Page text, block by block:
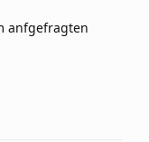
anfgefragten